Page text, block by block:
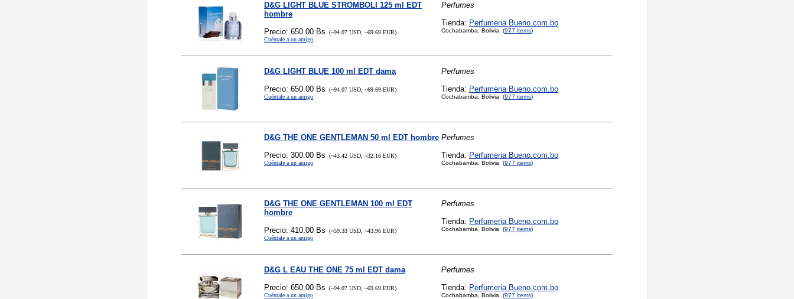
D&G LIGHT BLUE STROMBOLI 125 ml EDT
hombre
Precio: 650.00 Bs (~94.07 USD, ~69.69 EUR)
Cuéntale a un amigo
Perfumes
Tienda: Perfumeria Bueno.com.bo
Cochabamba, Bolivia (977 items)
D&G LIGHT BLUE 100 ml EDT dama
Precio: 650.00 Bs (~94.07 USD, ~69.69 EUR)
Cuéntale a un amigo
Perfumes
Tienda: Perfumeria Bueno.com.bo
Cochabamba, Bolivia (977 items)
D&G THE ONE GENTLEMAN 50 ml EDT hombre
Precio: 300.00 Bs (~43.42 USD, ~32.16 EUR)
Cuéntale a un amigo
Perfumes
Tienda: Perfumeria Bueno.com.bo
Cochabamba, Bolivia (977 items)
D&G THE ONE GENTLEMAN 100 ml EDT
hombre
Precio: 410.00 Bs (~59.33 USD, ~43.96 EUR)
Cuéntale a un amigo
Perfumes
Tienda: Perfumeria Bueno.com.bo
Cochabamba, Bolivia (977 items)
D&G L EAU THE ONE 75 ml EDT dama
Precio: 650.00 Bs (~94.07 USD, ~69.69 EUR)
Cuéntale a un amigo
Perfumes
Tienda: Perfumeria Bueno.com.bo
Cochabamba, Bolivia (977 items)